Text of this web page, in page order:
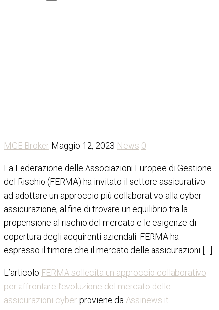
MGE Broker Maggio 12, 2023 News 0
La Federazione delle Associazioni Europee di Gestione
del Rischio (FERMA) ha invitato il settore assicurativo
ad adottare un approccio più collaborativo alla cyber
assicurazione, al fine di trovare un equilibrio tra la
propensione al rischio del mercato e le esigenze di
copertura degli acquirenti aziendali. FERMA ha
espresso il timore che il mercato delle assicurazioni […]
L’articolo FERMA sollecita un approccio collaborativo
per affrontare l’evoluzione del mercato delle
assicurazioni cyber proviene da Assinews.it